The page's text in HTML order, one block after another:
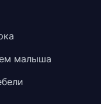
малыша